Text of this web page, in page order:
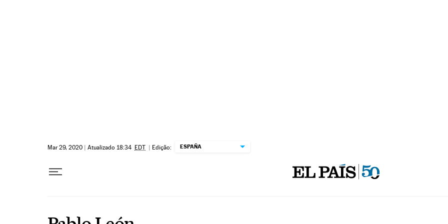
Mar 29, 2020 | Atualizado 18:34 EDT | Edição: ESPAÑA